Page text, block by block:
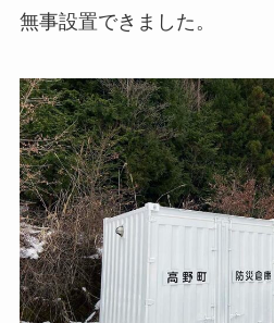
無事設置できました。